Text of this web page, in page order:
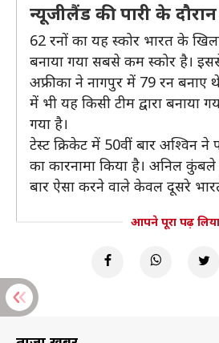
न्यूजीलैंड की पारी के
62 रनों का यह स्कोर भारत के
बनाया गया सबसे कम स्कोर है।
अफ्रीका ने नागपुर में 79 रन बनाए
में भी यह किसी टीम द्वारा बनाया
गया है।
टेस्ट क्रिकेट में 50वीं बार अश्विन ने
का कारनामा किया है। अनिल
बार ऐसा करने वाले केवल दूसरे
आपने पूरा पढ़